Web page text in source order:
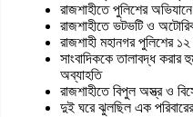
রাজশাহীতে পুলিশের
রাজশাহীতে ভটভটি ও
রাজশাহী মহানগর পুলিশের
সাংবাদিককে তালাবদ্ধ
অব্যাহতি
রাজশাহীতে বিপুল অস্ত্র ও
দুই ঘরে ঝুলছিল এক